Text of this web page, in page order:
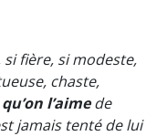
fière, si modeste,
chaste,
qu’on l’aimede
jamais tenté de lui